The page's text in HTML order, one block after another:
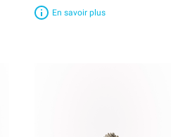
En savoir plus